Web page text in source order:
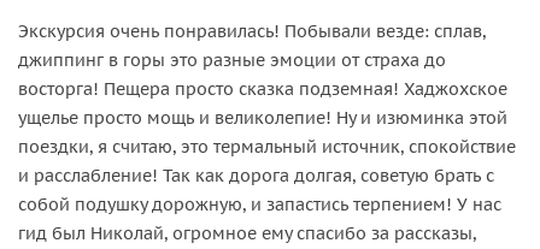
Экскурсия очень понравилась! Побывали везде: сплав,
джиппинг в горы это разные эмоции от страха до
восторга! Пещера просто сказка подземная! Хаджохское
ущелье просто мощь и великолепие! Ну и изюминка этой
поездки, я считаю, это термальный источник, спокойствие
и расслабление! Так как дорога долгая, советую брать с
собой подушку дорожную, и запастись терпением! У нас
гид был Николай, огромное ему спасибо за рассказы,